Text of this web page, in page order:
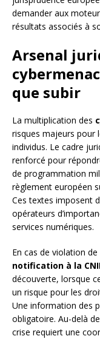
demander aux
résultats associés à
Arsenal
que subir
La multiplication des
risques majeurs pour
individus. Le cadre
renforcé pour
de programmation
règlement européen
Ces textes imposent
opérateurs
services numériques.
En cas de violation
notification à la
découverte, lorsque
un risque pour les
Une information des
obligatoire. Au-delà
crise requiert une